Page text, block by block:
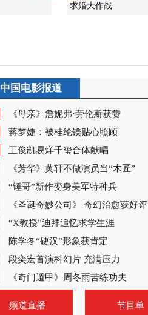
《电视先锋榜》
2020-12-13 10:06:18
《电视先锋榜》
2020-11-29 12:29:05
20201122
2020-11-22 09:47:29
《电视先锋榜》
20201115
求婚大作战
中国电影报道
《母亲》詹妮弗·劳伦斯获赞
蒋梦婕：被桂纶镁贴心照顾
王俊凯易烊千玺合体献唱
《芳华》黄轩不做演员当“木匠”
“锤哥”新作变身美军特种兵
《圣诞奇妙公司》 奇幻治愈获好评
“X教授”迪拜追忆求学生涯
陈学冬“硬汉”形象获肯定
段奕宏首演科幻片 充满压力
《奇门遁甲》周冬雨苦练功夫
频道直播 节目单